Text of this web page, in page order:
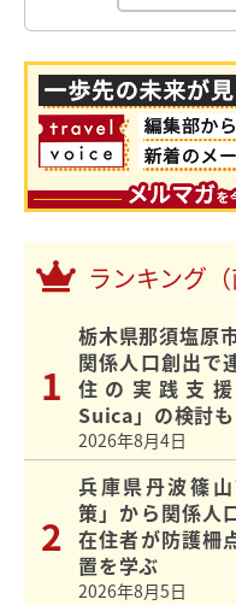
ランキング（
栃木県那須塩原
関係人口創出で
住の実践支
Suica」の検討も
2026年8月4日
兵庫県丹波篠
策」から関係人
在住者が防護柵
置を学ぶ
2026年8月5日